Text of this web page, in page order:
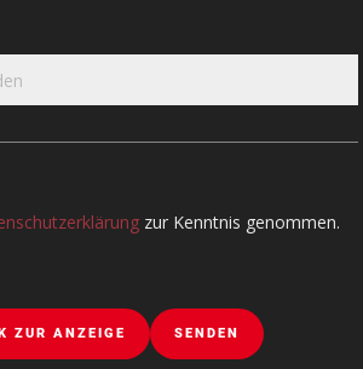
zur Kenntnis genommen.
ZUR ANZEIGE SENDEN